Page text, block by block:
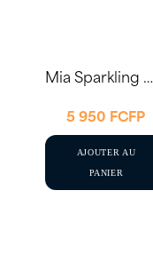
Mia Sparkling Moscato 75cl – Cavas Freixenet
5 950 FCFP
AJOUTER AU
PANIER